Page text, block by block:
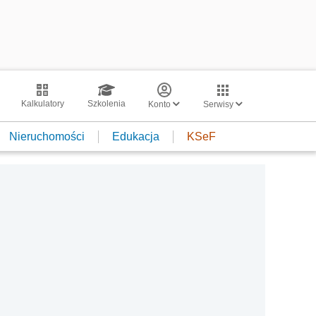
Kalkulatory Szkolenia Konto Serwisy
Nieruchomości Edukacja KSeF